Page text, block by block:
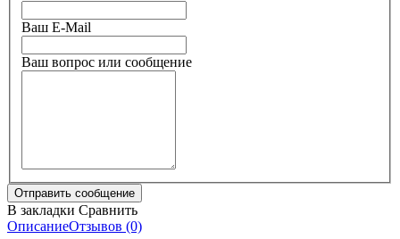
Ваш E-Mail
Ваш вопрос или сообщение
В закладки Сравнить
ОписаниеОтзывов (0)